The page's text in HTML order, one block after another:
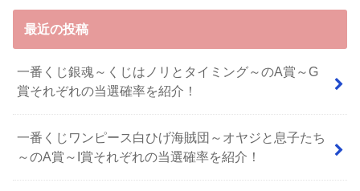
最近の投稿
一番くじ銀魂～くじはノリとタイミング～のA賞～G
賞それぞれの当選確率を紹介！
一番くじワンピース白ひげ海賊団～オヤジと息子たち
～のA賞～I賞それぞれの当選確率を紹介！